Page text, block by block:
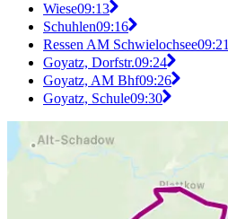
Wiese09:13
Schuhlen09:16
Ressen AM Schwielochsee09:21
Goyatz, Dorfstr.09:24
Goyatz, AM Bhf09:26
Goyatz, Schule09:30